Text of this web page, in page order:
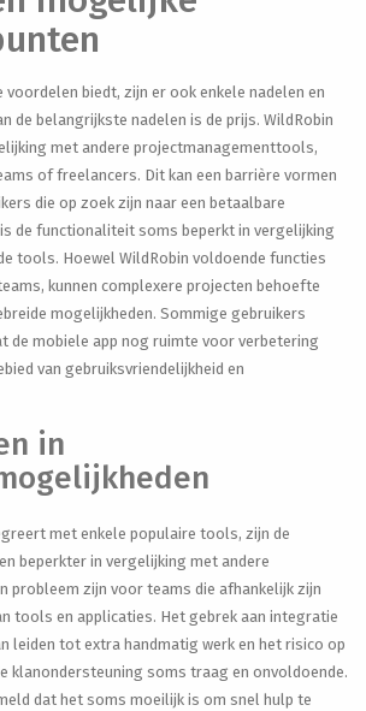
voordelen biedt, zijn er ook enkele nadelen en
de belangrijkste nadelen is de prijs. WildRobin
met andere projectmanagementtools,
of freelancers. Dit kan een barrière vormen
die op zoek zijn naar een betaalbare
de functionaliteit soms beperkt in vergelijking
tools. Hoewel WildRobin voldoende functies
kunnen complexere projecten behoefte
mogelijkheden. Sommige gebruikers
de mobiele app nog ruimte voor verbetering
van gebruiksvriendelijkheid en
in
met enkele populaire tools, zijn de
beperkter in vergelijking met andere
probleem zijn voor teams die afhankelijk zijn
tools en applicaties. Het gebrek aan integratie
leiden tot extra handmatig werk en het risico op
klanondersteuning soms traag en onvoldoende.
dat het soms moeilijk is om snel hulp te